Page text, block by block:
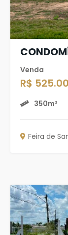
Venda
R$
350m²
Feira de